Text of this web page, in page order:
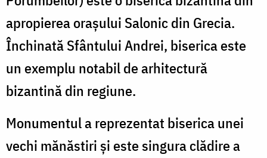
apropierea orașului Salonic din Grecia.
Închinată Sfântului Andrei, biserica este
un exemplu notabil de arhitectură
bizantină din regiune.
Monumentul a reprezentat biserica unei
vechi mănăstiri și este singura clădire a